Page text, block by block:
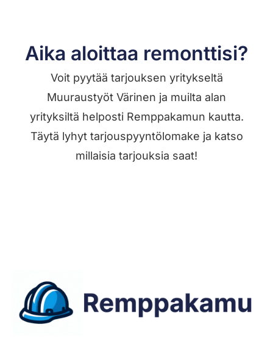
Aika aloittaa remonttisi?
Voit pyytää tarjouksen yritykseltä
Muuraustyöt Värinen ja muilta alan
yrityksiltä helposti Remppakamun kautta.
Täytä lyhyt tarjouspyyntölomake ja katso
millaisia tarjouksia saat!